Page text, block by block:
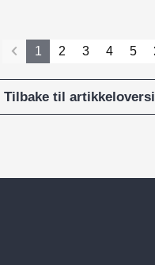
1 2 3 4 5
Tilbake til